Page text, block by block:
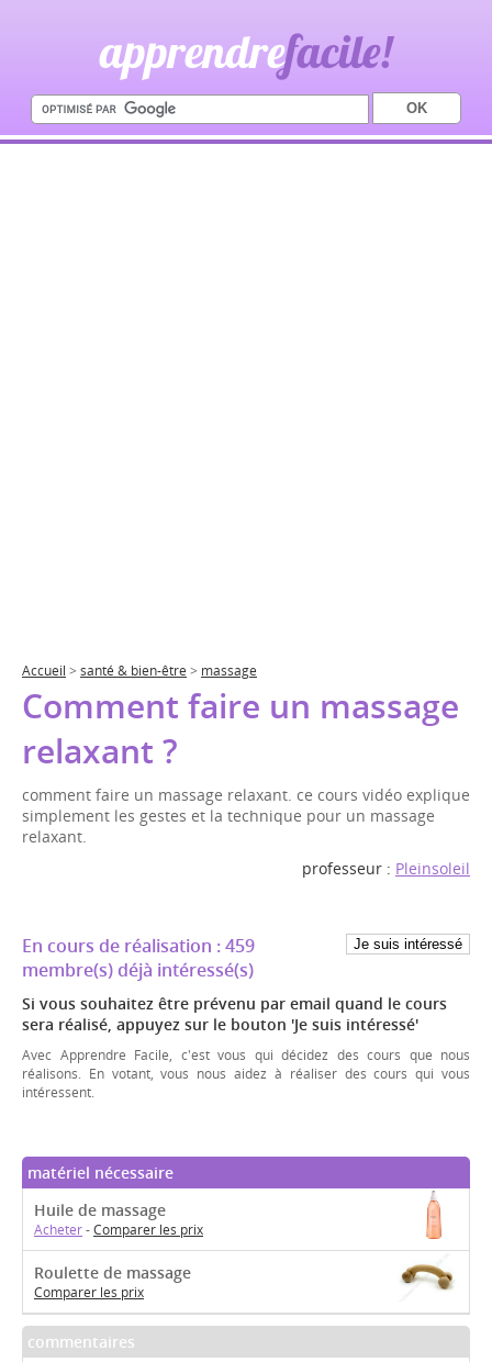
apprendrefacile!
Accueil > santé & bien-être > massage
Comment faire un massage
relaxant ?
comment faire un massage relaxant. ce cours vidéo explique
simplement les gestes et la technique pour un massage
relaxant.
professeur : Pleinsoleil
En cours de réalisation :459
membre(s)déjà intéressé(s)
Si vous souhaitez être prévenu par email quand le cours
sera réalisé, appuyez sur le bouton 'Je suis intéressé'
Avec Apprendre Facile, c'est vous qui décidez des cours que nous
réalisons. En votant, vous nous aidez à réaliser des cours qui vous
intéressent.
matériel nécessaire
Huile de massage
Acheter-Comparer les prix
Roulette de massage
Comparer les prix
commentaires